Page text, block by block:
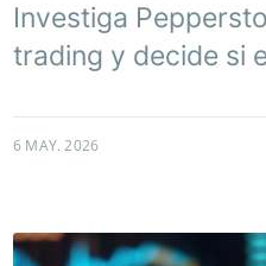
Investiga
trading y decide si
6 MAY. 2026